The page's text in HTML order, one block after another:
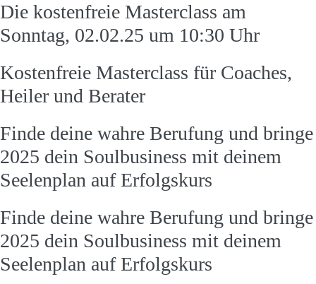
Die kostenfreie Masterclass am
Sonntag, 02.02.25 um 10:30 Uhr
Kostenfreie Masterclass für Coaches,
Heiler und Berater
Finde deine wahre Berufung und bringe
2025 dein Soulbusiness mit deinem
Seelenplan auf Erfolgskurs
Finde deine wahre Berufung und bringe
2025 dein Soulbusiness mit deinem
Seelenplan auf Erfolgskurs